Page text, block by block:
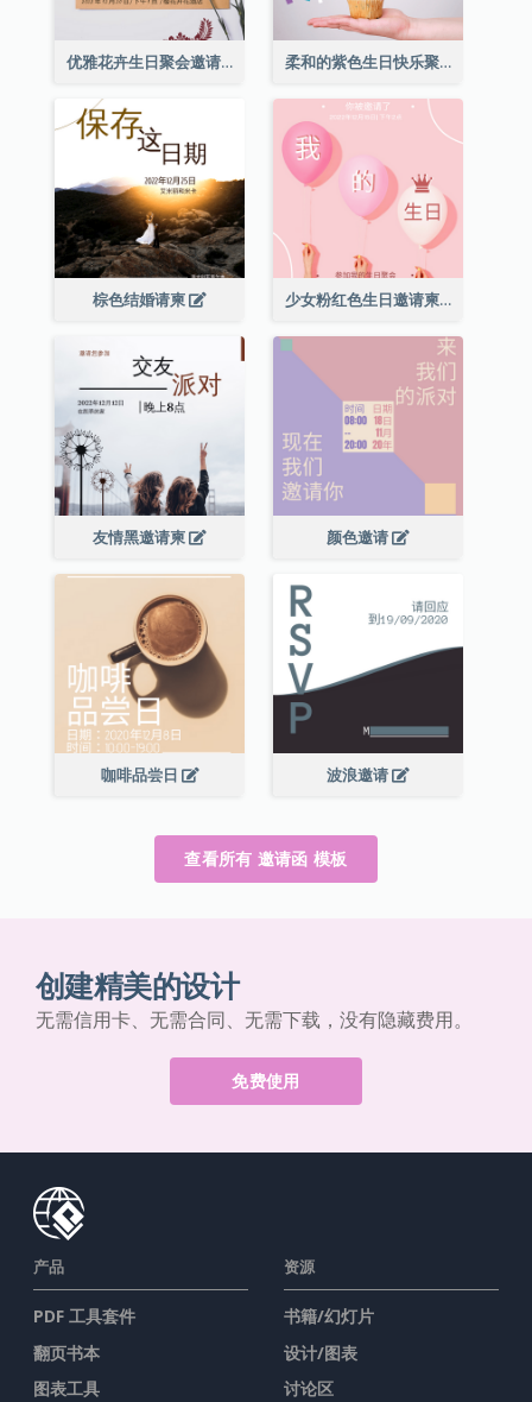
优雅花卉生日聚会邀请函 柔和的紫色生日快乐聚会请柬
棕色结婚请柬 少女粉红色生日邀请柬
友情黑邀请柬 颜色邀请
咖啡品尝日 波浪邀请
查看所有 邀请函 模板
创建精美的设计
无需信用卡、无需合同、无需下载，没有隐藏费用。
免费使用
产品
PDF 工具套件
翻页书本
图表工具
资源
书籍/幻灯片
设计/图表
讨论区